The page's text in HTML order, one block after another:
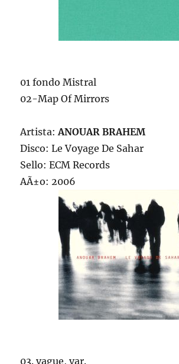
01 fondo Mistral
02-Map Of Mirrors
Artista:ANOUAR BRAHEM
Disco: Le Voyage De Sahar
Sello: ECM Records
AÃ±o: 2006
03. vague, var.